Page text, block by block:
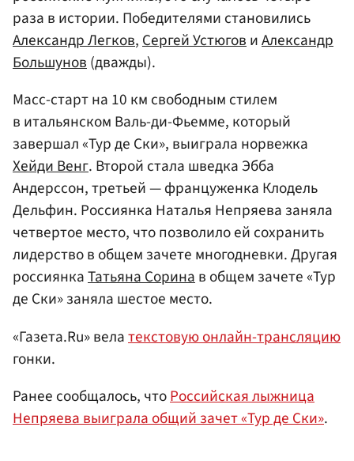
раза в истории. Победителями становились
Александр Легков,Сергей УстюговиАлександр
Большунов(дважды).
Масс-старт на 10 км свободным стилем
в итальянском Валь-ди-Фьемме, который
завершал «Тур де Ски», выиграла норвежка
Хейди Венг. Второй стала шведка Эбба
Андерссон, третьей — француженка Клодель
Дельфин. Россиянка Наталья Непряева заняла
четвертое место, что позволило ей сохранить
лидерство в общем зачете многодневки. Другая
россиянкаТатьяна Соринав общем зачете «Тур
де Ски» заняла шестое место.
«Газета.Ru» велатекстовую онлайн-трансляцию
гонки.
Ранее сообщалось, чтоРоссийская лыжница
Непряева выиграла общий зачет «Тур де Ски».